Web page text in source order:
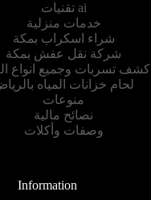
تقنيات ai
خدمات منزلية
شراء اسكراب بمكة
شركة نقل عفش بمكة
كشف تسربات وجميع انواع
لحام خزانات المياه
منوعات
نصائح مالية
وصفات وأكلات
Information